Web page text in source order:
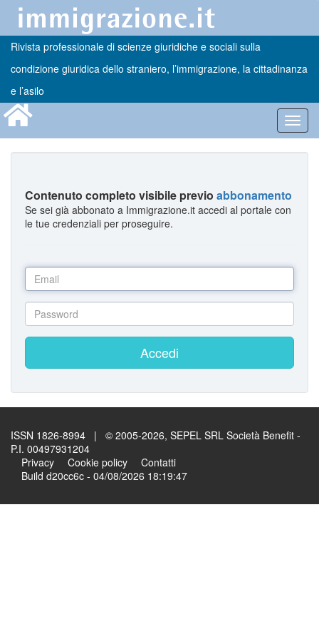
Rivista professionale di scienze giuridiche e sociali sulla
condizione giuridica dello straniero, l’immigrazione, la cittadinanza
e l’asilo
Contenuto completo visibile previo abbonamento
Se sei già abbonato a Immigrazione.it accedi al portale con
le tue credenziali per proseguire.
Accedi
ISSN 1826-8994 | © 2005-2026, SEPEL SRL Società Benefit -
P.I. 00497931204
Privacy
Cookie policy
Contatti
Build d20cc6c - 04/08/2026 18:19:47